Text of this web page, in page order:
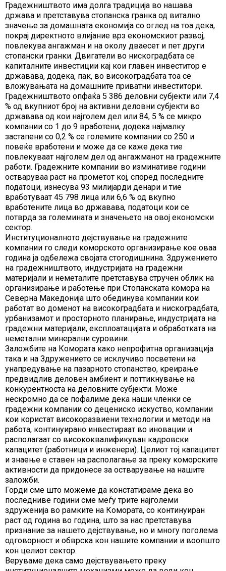
Градежништвото има долга традиција во нашава
држава и претставува стопанска гранка од витално
значење за домашната економија со оглед на тоа дека,
покрај директното влијание врз економскиот развој,
повлекува ангажман и на околу дваесет и пет други
стопански гранки. Двигатели во нискоградбата се
капиталните инвестиции кај кои главен инвеститор е
државава, додека, пак, во високоградбата тоа се
вложувањата на домашните приватни инвеститори.
Градежништвото опфаќа 5 386 деловни субјекти или 7,4
% од вкупниот број на активни деловни субјекти во
државава од кои најголем дел или 84, 5 % се микро
компании со 1 до 9 вработени, додека најмалку
застапени со 0,2 % се големите компании со 250 и
повеќе вработени и може да се каже дека тие
повлекуваат најголем дел од ангажманот на градежните
работи. Градежните компании во изминативе години
остваруваа раст на прометот кој, според последните
податоци, изнесува 93 милијарди денари и тие
вработуваат 45 798 лица или 6,6 % од вкупно
вработените лица во државава, податоци кои се
потврда за големината и значењето на овој економски
сектор.
Институционалното дејствување на градежните
компании го следи коморското организирање кое оваа
година ја одбележа својата стогодишнина. Здружението
на градежништвото, индустријата на градежни
материјали и неметалите претставува стручен облик на
организирање и работење при Стопанската комора на
Северна Македонија што обединува компании кои
работат во доменот на високоградбата и нискоградбата,
урбанизамот и просторното планирање, индустријата на
градежни материјали, експлоатацијата и обработката на
неметални минерални суровини.
Заложбите на Комората како непрофитна организација
така и на Здружението се исклучиво посветени на
унапредување на пазарното стопанство, креирање
предвидлив деловен амбиент и поттикнување на
конкурентноста на деловните субјекти. Може
нескромно да се пофалиме дека наши членки се
градежни компании со децениско искуство, компании
кои користат високоразвиени технологии и методи на
работа, континуирано инвестираат во иновации и
располагаат со висококвалификуван кадровски
капацитет (работници и инженери). Целиот тој капацитет
и знаење е ставен на располагање за преку коморските
активности да придонесе за остварување на нашите
заложби.
Горди сме што можеме да констатираме дека во
последниве години сме меѓу трите најголеми
здруженија во рамките на Комората, со континуиран
раст од година во година, што за нас претставува
признание за нашето дејствување, но и многу поголема
одговорност и обврска кон нашите компании и воопшто
кон целиот сектор.
Веруваме дека само дејствувањето преку